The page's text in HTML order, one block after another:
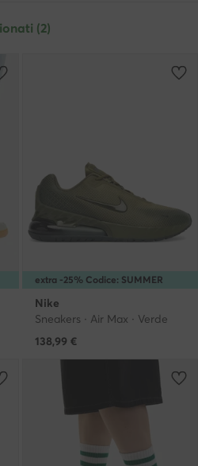
(2)
extra -25% Codice: SUMMER
Nike
Sneakers · Air Max · Verde
138,99 €